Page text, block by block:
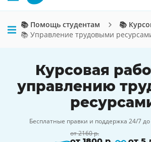
📚 Помощь студентам
📚
📚 Управление трудовыми
Курсовая
управлению
Бесплатные правки и поддержка 24/7
от 2160 р.